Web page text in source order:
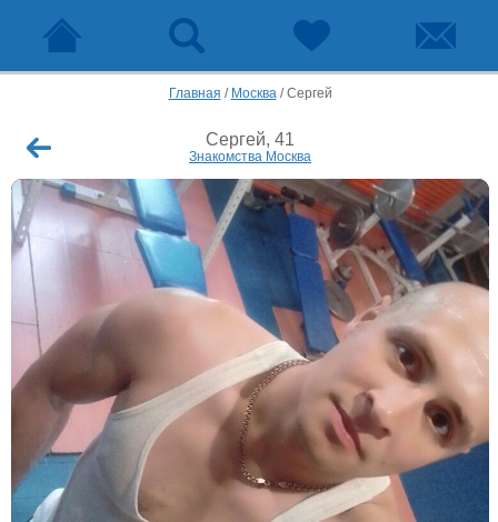
Главная / Москва/Сергей
Сергей, 41
Знакомства Москва